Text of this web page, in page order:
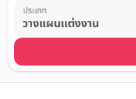
ประเภท